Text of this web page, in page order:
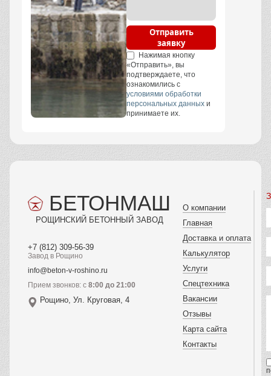
Отправить
заявку
Нажимая кнопку
«Отправить», вы
подтверждаете, что
ознакомились с
условиями обработки
персональных данных и
принимаете их.
БЕТОНМАШ
РОЩИНСКИЙ БЕТОННЫЙ ЗАВОД
+7 (812) 309-56-39
Завод в Рощино
info@beton-v-roshino.ru
Прием звонков: с 8:00 до 21:00
Рощино, Ул. Круговая, 4
О компании
Главная
Доставка и оплата
Калькулятор
Услуги
Спецтехника
Вакансии
Отзывы
Карта сайта
Контакты